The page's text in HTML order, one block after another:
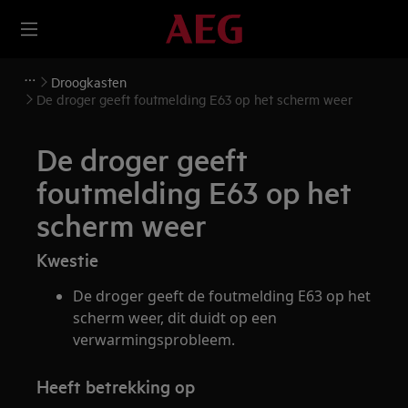
Droogkasten
De droger geeft foutmelding E63 op het scherm weer
De droger geeft
foutmelding E63 op het
scherm weer
Kwestie
De droger geeft de foutmelding E63 op het
scherm weer, dit duidt op een
verwarmingsprobleem.
Heeft betrekking op